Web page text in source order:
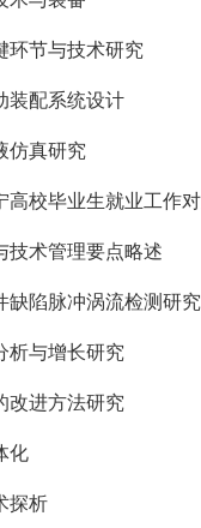
节与技术研究
配系统设计
真研究
校毕业生就业工作
术管理要点略述
陷脉冲涡流检测研究
与增长研究
进方法研究
化
探析